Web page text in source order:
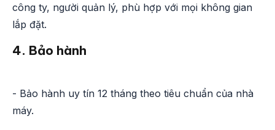
công ty, người quản lý, phù hợp với mọi không gian
lắp đặt.
4. Bảo hành
- Bảo hành uy tín 12 tháng theo tiêu chuẩn của nhà
máy.